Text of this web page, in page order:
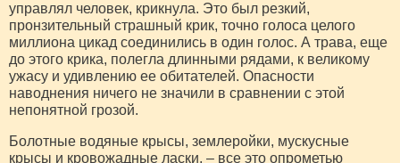
управлял человек, крикнула. Это был резкий,
пронзительный страшный крик, точно голоса целого
миллиона цикад соединились в один голос. А трава, еще
до этого крика, полегла длинными рядами, к великому
ужасу и удивлению ее обитателей. Опасности
наводнения ничего не значили в сравнении с этой
непонятной грозой.
Болотные водяные крысы, землеройки, мускусные
крысы и кровожадные ласки, – все это опрометью